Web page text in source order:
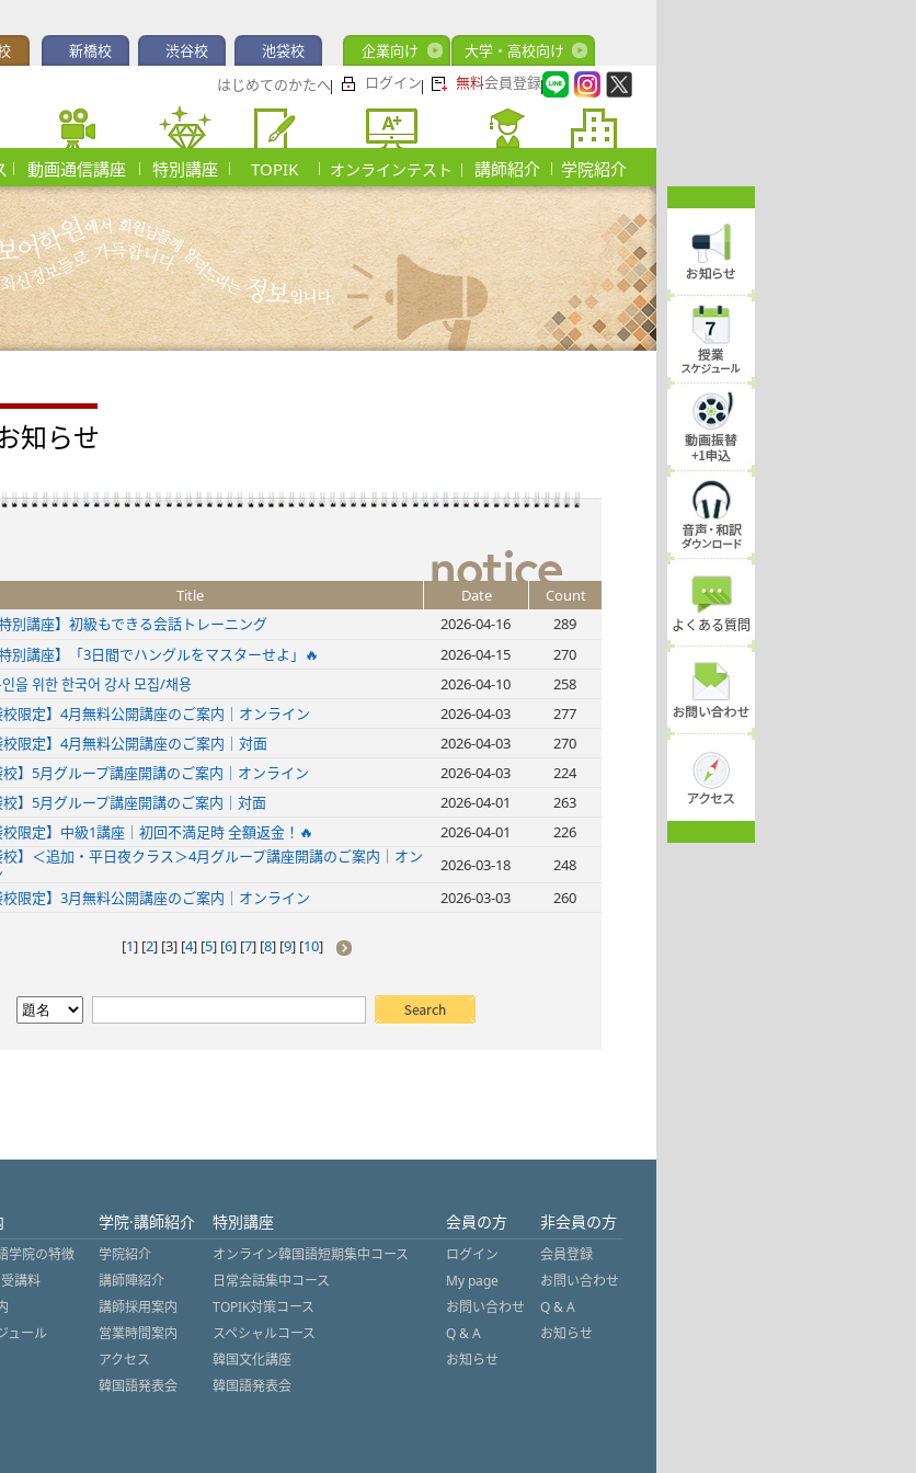
新橋校 渋谷校 池袋校 企業向け
大学・高校向け
はじめてのかたへ
ログイン 無料会員登録
動画通信講座 特別講座 TOPIK オンラインテスト 講師紹介 学院紹介
知らせ
Title Date
Count
特別講座】初級もできる会話トレーニング 2026-04-16
289
特別講座】「3日間でハングルをマスターせよ」🔥 2026-04-15
270
을 위한 한국어 강사 모집/채용 2026-04-10
258
校限定】4月無料公開講座のご案内｜オンライン 2026-04-03
277
校限定】4月無料公開講座のご案内｜対面 2026-04-03
270
校】5月グループ講座開講のご案内｜オンライン 2026-04-03
224
校】5月グループ講座開講のご案内｜対面 2026-04-01
263
校限定】中級1講座｜初回不満足時 全額返金！🔥 2026-04-01
226
校】＜追加・平日夜クラス＞4月グループ講座開講のご案内｜オン
2026-03-18
248
校限定】3月無料公開講座のご案内｜オンライン 2026-03-03 260
[1] [2] [3] [4] [5] [6] [7] [8] [9] [10]
学院の特徴
講料
ュール
学院·講師紹介
学院紹介
講師陣紹介
講師採用案内
営業時間案内
アクセス
韓国語発表会
特別講座
オンライン韓国語短期集中コース
日常会話集中コース
TOPIK対策コース
スペシャルコース
韓国文化講座
韓国語発表会
会員の方
ログイン
My page
お問い合わせ
Q & A
お知らせ
非会員の方
会員登録
お問い合わせ
Q & A
お知らせ
よくある質問